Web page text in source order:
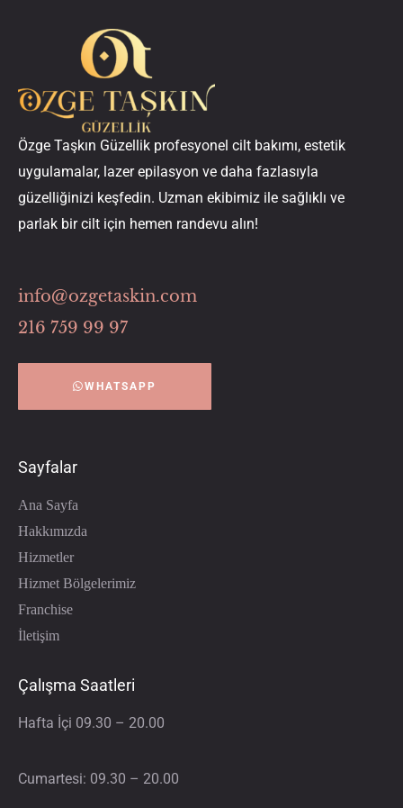
Özge Taşkın Güzellik profesyonel cilt bakımı, estetik
uygulamalar, lazer epilasyon ve daha fazlasıyla
güzelliğinizi keşfedin. Uzman ekibimiz ile sağlıklı ve
parlak bir cilt için hemen randevu alın!
info@ozgetaskin.com
216 759 99 97
WHATSAPP
Sayfalar
Ana Sayfa
Hakkımızda
Hizmetler
Hizmet Bölgelerimiz
Franchise
İletişim
Çalışma Saatleri
Hafta İçi 09.30 – 20.00
Cumartesi: 09.30 – 20.00